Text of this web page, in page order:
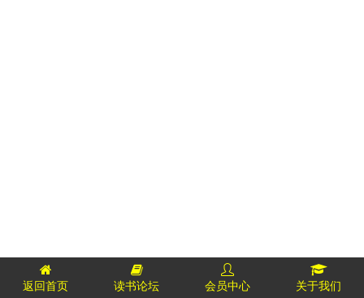
返回首页 读书论坛 会员中心 关于我们